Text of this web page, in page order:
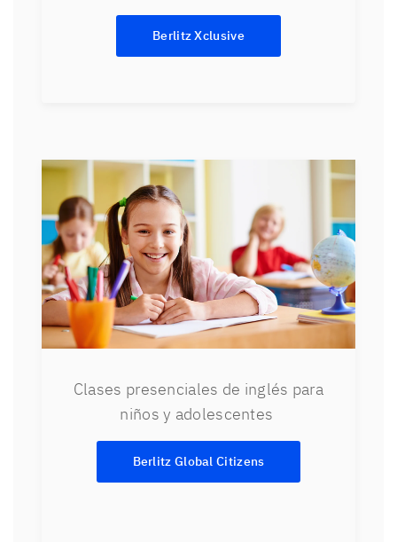
Berlitz Xclusive
Clases presenciales de inglés para
niños y adolescentes
Berlitz Global Citizens